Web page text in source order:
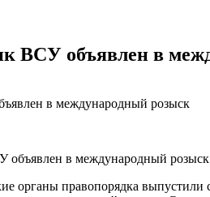
ВСУ объявлен в
объявлен в международный розыск
органы правопорядка выпустили